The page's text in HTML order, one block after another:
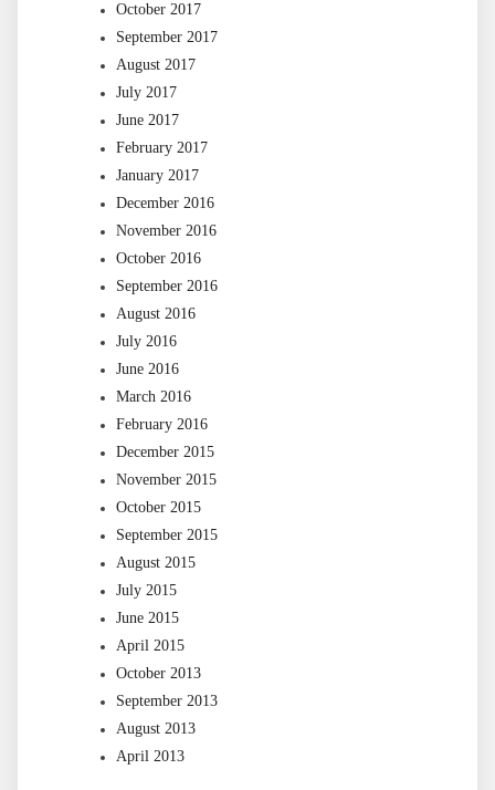
October 2017
September 2017
August 2017
July 2017
June 2017
February 2017
January 2017
December 2016
November 2016
October 2016
September 2016
August 2016
July 2016
June 2016
March 2016
February 2016
December 2015
November 2015
October 2015
September 2015
August 2015
July 2015
June 2015
April 2015
October 2013
September 2013
August 2013
April 2013